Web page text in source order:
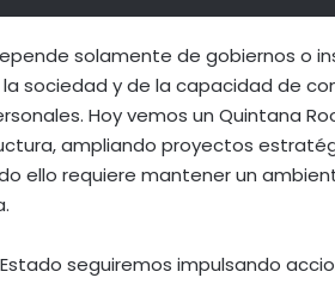
solamente de gobiernos o
sociedad y de la capacidad de
Hoy vemos un Quintana
ampliando proyectos
ello requiere mantener un
seguiremos impulsando